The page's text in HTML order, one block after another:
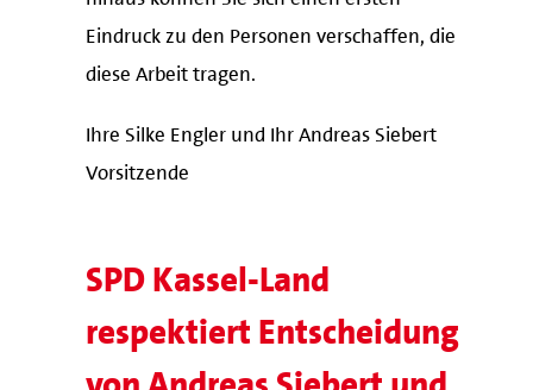
Eindruck zu den Personen verschaffen, die
diese Arbeit tragen.
Ihre Silke Engler und Ihr Andreas Siebert
Vorsitzende
SPD Kassel-Land
respektiert Entscheidung